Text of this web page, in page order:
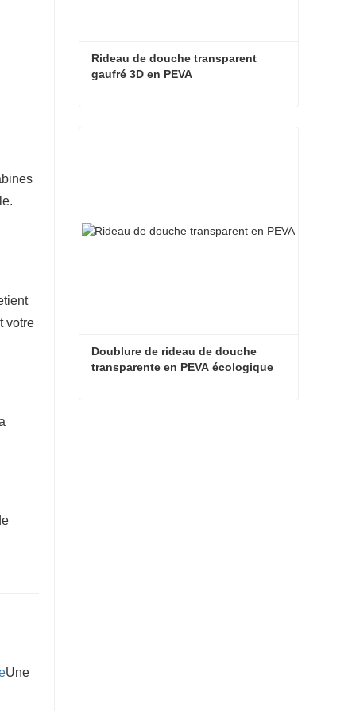
votre
Une
Rideau de douche transparent
gaufré 3D en PEVA
Doublure de rideau de douche
transparente en PEVA écologique